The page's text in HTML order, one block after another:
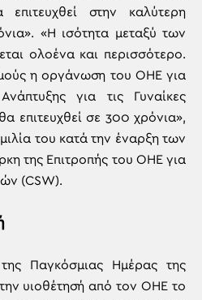
στην καλύτερη
«Η ισότητα μεταξύ των
ολοένα και περισσότερο.
η οργάνωση του ΟΗΕ για
για τις Γυναίκες
επιτευχθεί σε 300 χρόνια»,
του κατά την έναρξη των
της Επιτροπής του ΟΗΕ για
(CSW).
Παγκόσμιας Ημέρας της
υιοθέτησή από τον ΟΗΕ το